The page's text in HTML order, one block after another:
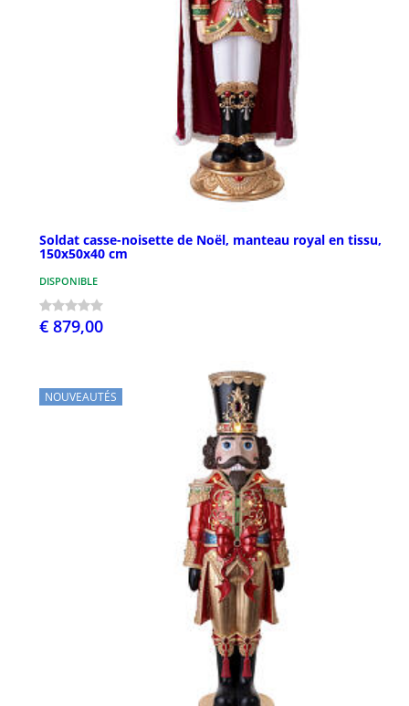
Soldat casse-noisette de Noël, manteau royal en tissu,
150x50x40 cm
DISPONIBLE
€ 879,00
NOUVEAUTÉS